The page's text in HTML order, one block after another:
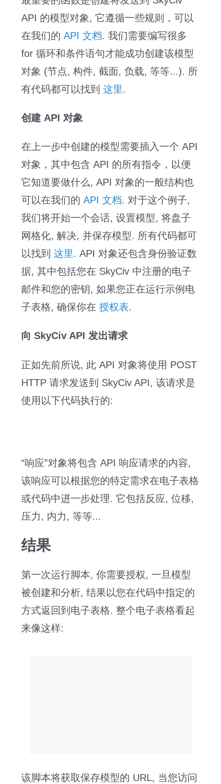
API 的模型对象, 它遵循一些规则，可以
在我们的 API 文档. 我们需要编写很多
for 循环和条件语句才能成功创建该模型
对象 (节点, 构件, 截面, 负载, 等等...). 所
有代码都可以找到 这里.
创建 API 对象
在上一步中创建的模型需要插入一个 API
对象，其中包含 API 的所有指令，以便
它知道要做什么, API 对象的一般结构也
可以在我们的 API 文档. 对于这个例子,
我们将开始一个会话, 设置模型, 将盘子
网格化, 解决, 并保存模型. 所有代码都可
以找到 这里. API 对象还包含身份验证数
据, 其中包括您在 SkyCiv 中注册的电子
邮件和您的密钥, 如果您正在运行示例电
子表格, 确保你在 授权表.
向 SkyCiv API 发出请求
正如先前所说, 此 API 对象将使用 POST
HTTP 请求发送到 SkyCiv API, 该请求是
使用以下代码执行的:
“响应”对象将包含 API 响应请求的内容,
该响应可以根据您的特定需求在电子表格
或代码中进一步处理. 它包括反应, 位移,
压力, 内力, 等等...
结果
第一次运行脚本, 你需要授权, 一旦模型
被创建和分析, 结果以您在代码中指定的
方式返回到电子表格. 整个电子表格看起
来像这样:
该脚本将获取保存模型的 URL, 当您访问